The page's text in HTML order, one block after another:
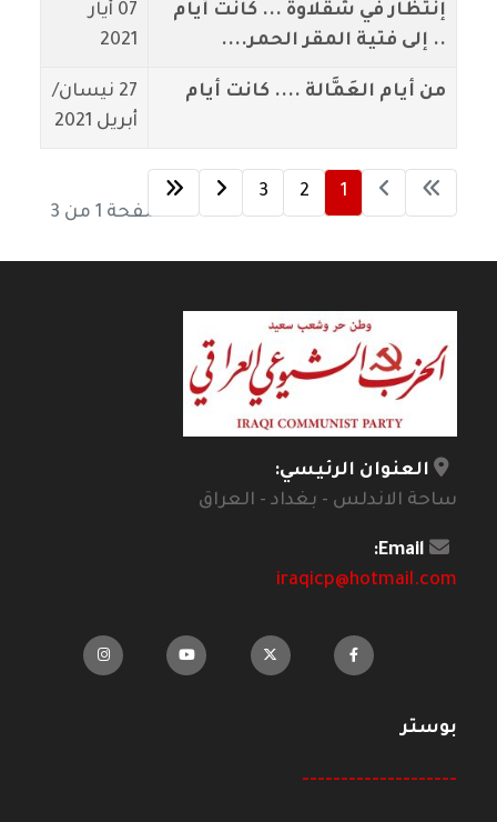
إنتظار في شقلاوة ... كانت أيام
.. إلى فتية المقر الحمر....
07 أيار
2021
من أيام العَمَّالة .... كانت أيام
27 نيسان/
أبريل 2021
الصفحة 1 من 3
1
2
3
العنوان الرئيسي:
ساحة الاندلس - بغداد - العراق
Email:
iraqicp@hotmail.com
بوستر
--------------------